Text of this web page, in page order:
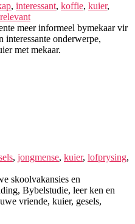
, interessant, koffie, kuier,
relevant
meer informeel bymekaar vir
onderwerpe,
met mekaar.
, jongmense, kuier, lofprysing,
skoolvakansies en
Bybelstudie, leer ken en
vriende, kuier, gesels,